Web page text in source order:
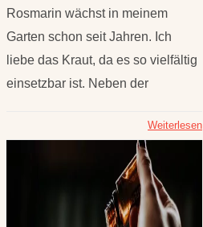
Rosmarin wächst in meinem
Garten schon seit Jahren. Ich
liebe das Kraut, da es so vielfältig
einsetzbar ist. Neben der
Weiterlesen